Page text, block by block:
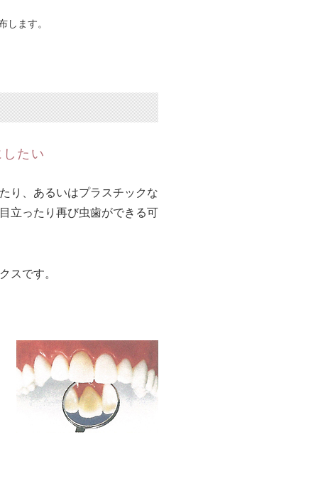
ます。
たい
り、あるいはプラスチックな
立ったり再び虫歯ができる可
スです。